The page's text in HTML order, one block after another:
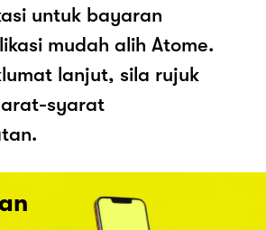
untuk bayaran
mudah alih Atome.
lanjut, sila rujuk
syarat